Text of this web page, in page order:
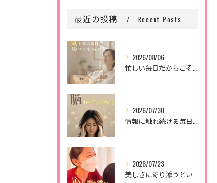
最近の投稿 Recent Posts
2026/08/06
忙しい毎日だからこそ、
2026/07/30
情報に触れ続ける毎日。
2026/07/23
美しさに寄り添うということ。